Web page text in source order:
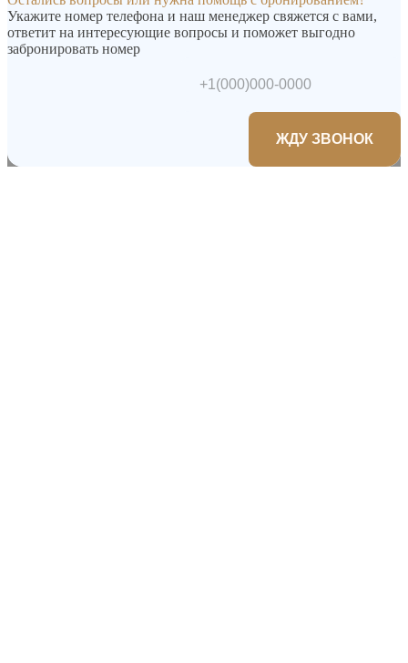
Укажите номер телефона и наш менеджер свяжется с вами,
ответит на интересующие вопросы и поможет выгодно
забронировать номер
ЖДУ ЗВОНОК